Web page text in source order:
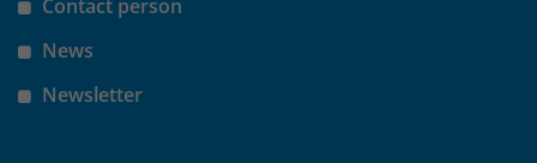
Contact person
News
Newsletter